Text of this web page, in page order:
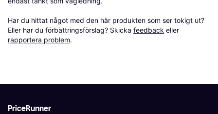
Har du hittat något med den här produkten som ser tokigt ut?
Eller har du förbättringsförslag? Skicka feedback eller
rapportera problem.
PriceRunner